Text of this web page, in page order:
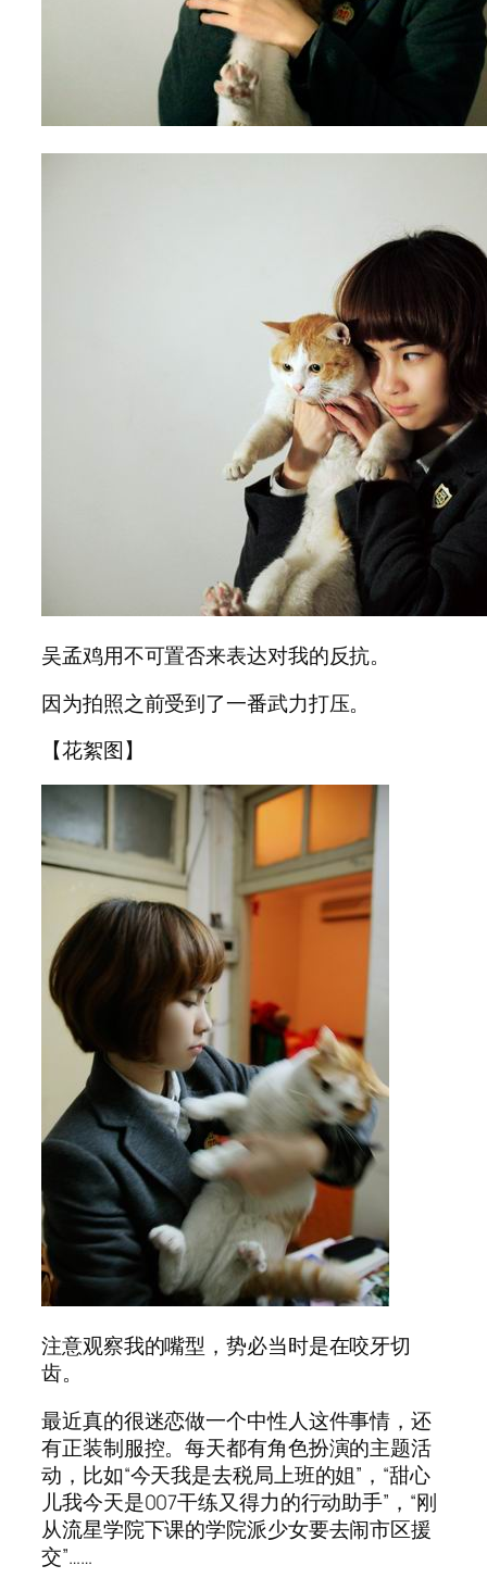
吴孟鸡用不可置否来表达对我的反抗。
因为拍照之前受到了一番武力打压。
【花絮图】
注意观察我的嘴型，势必当时是在咬牙切
齿。
最近真的很迷恋做一个中性人这件事情，还
有正装制服控。每天都有角色扮演的主题活
动，比如“今天我是去税局上班的姐”，“甜心
儿我今天是007干练又得力的行动助手”，“刚
从流星学院下课的学院派少女要去闹市区援
交”……